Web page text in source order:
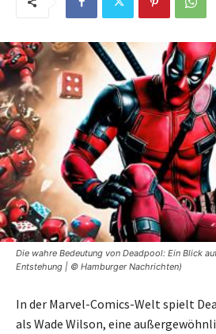
Die wahre Bedeutung von Deadpool: Ein Blick
Entstehung | © Hamburger Nachrichten)
In der Marvel-Comics-Welt spielt
als Wade Wilson, eine